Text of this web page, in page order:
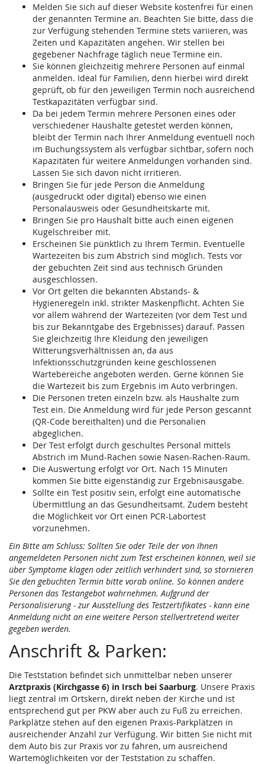
Melden Sie sich auf dieser Website kostenfrei für einen
der genannten Termine an. Beachten Sie bitte, dass die
zur Verfügung stehenden Termine stets variieren, was
Zeiten und Kapazitäten angehen. Wir stellen bei
gegebener Nachfrage täglich neue Termine ein.
Sie können gleichzeitig mehrere Personen auf einmal
anmelden. Ideal für Familien, denn hierbei wird direkt
geprüft, ob für den jeweiligen Termin noch ausreichend
Testkapazitäten verfügbar sind.
Da bei jedem Termin mehrere Personen eines oder
verschiedener Haushalte getestet werden können,
bleibt der Termin nach Ihrer Anmeldung eventuell noch
im Buchungssystem als verfügbar sichtbar, sofern noch
Kapazitäten für weitere Anmeldungen vorhanden sind.
Lassen Sie sich davon nicht irritieren.
Bringen Sie für jede Person die Anmeldung
(ausgedruckt oder digital) ebenso wie einen
Personalausweis oder Gesundheitskarte mit.
Bringen Sie pro Haushalt bitte auch einen eigenen
Kugelschreiber mit.
Erscheinen Sie pünktlich zu Ihrem Termin. Eventuelle
Wartezeiten bis zum Abstrich sind möglich. Tests vor
der gebuchten Zeit sind aus technisch Gründen
ausgeschlossen.
Vor Ort gelten die bekannten Abstands- &
Hygieneregeln inkl. strikter Maskenpflicht. Achten Sie
vor allem während der Wartezeiten (vor dem Test und
bis zur Bekanntgabe des Ergebnisses) darauf. Passen
Sie gleichzeitig Ihre Kleidung den jeweiligen
Witterungsverhältnissen an, da aus
Infektionsschutzgründen keine geschlossenen
Wartebereiche angeboten werden. Gerne können Sie
die Wartezeit bis zum Ergebnis im Auto verbringen.
Die Personen treten einzeln bzw. als Haushalte zum
Test ein. Die Anmeldung wird für jede Person gescannt
(QR-Code bereithalten) und die Personalien
abgeglichen.
Der Test erfolgt durch geschultes Personal mittels
Abstrich im Mund-Rachen sowie Nasen-Rachen-Raum.
Die Auswertung erfolgt vor Ort. Nach 15 Minuten
kommen Sie bitte eigenständig zur Ergebnisausgabe.
Sollte ein Test positiv sein, erfolgt eine automatische
Übermittlung an das Gesundheitsamt. Zudem besteht
die Möglichkeit vor Ort einen PCR-Labortest
vorzunehmen.
Ein Bitte am Schluss: Sollten Sie oder Teile der von Ihnen
angemeldeten Personen nicht zum Test erscheinen können, weil sie
über Symptome klagen oder zeitlich verhindert sind, so stornieren
Sie den gebuchten Termin bitte vorab online. So können andere
Personen das Testangebot wahrnehmen. Aufgrund der
Personalisierung - zur Ausstellung des Testzertifikates - kann eine
Anmeldung nicht an eine weitere Person stellvertretend weiter
gegeben werden.
Anschrift & Parken:
Die Teststation befindet sich unmittelbar neben unserer
Arztpraxis (Kirchgasse 6) in Irsch bei Saarburg. Unsere Praxis
liegt zentral im Ortskern, direkt neben der Kirche und ist
entsprechend gut per PKW aber auch zu Fuß zu erreichen.
Parkplätze stehen auf den eigenen Praxis-Parkplätzen in
ausreichender Anzahl zur Verfügung. Wir bitten Sie nicht mit
dem Auto bis zur Praxis vor zu fahren, um ausreichend
Wartemöglichkeiten vor der Teststation zu schaffen.